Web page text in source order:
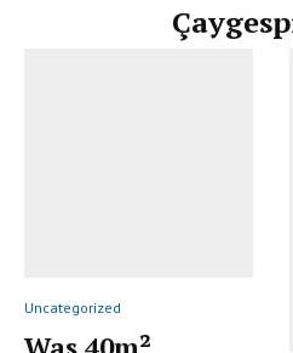
Uncategorized